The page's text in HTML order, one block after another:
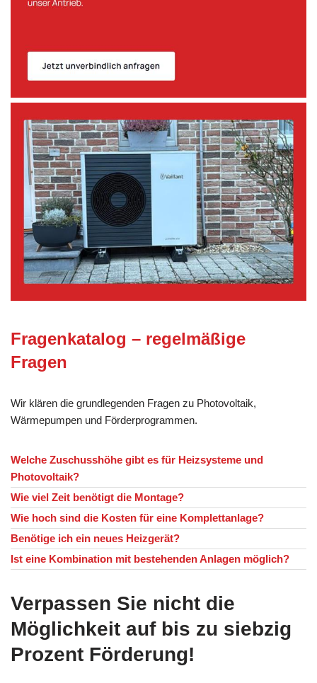
Fragenkatalog – regelmäßige
Fragen
Wir klären die grundlegenden Fragen zu Photovoltaik,
Wärmepumpen und Förderprogrammen.
Welche Zuschusshöhe gibt es für Heizsysteme und
Photovoltaik?
Wie viel Zeit benötigt die Montage?
Wie hoch sind die Kosten für eine Komplettanlage?
Benötige ich ein neues Heizgerät?
Ist eine Kombination mit bestehenden Anlagen möglich?
Verpassen Sie nicht die
Möglichkeit auf bis zu siebzig
Prozent Förderung!